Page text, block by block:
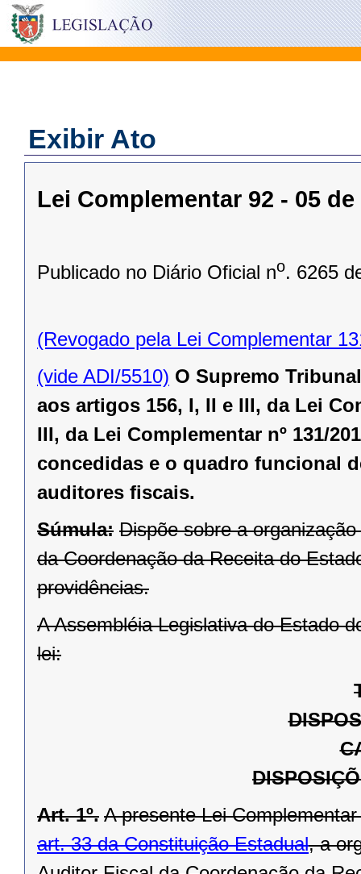
Exibir Ato
Lei Complementar 92 - 05
Publicado no Diário Oficial no. 6265
(Revogado pela Lei Complementar
(vide ADI/5510) O Supremo
aos artigos 156, I, II e III, da Lei
III, da Lei Complementar nº 131/
concedidas e o quadro funcional
auditores fiscais.
Súmula: Dispõe sobre a
da Coordenação da Receita do
providências.
A Assembléia Legislativa do Estado
lei:
Art. 1º. A presente Lei
art. 33 da Constituição Estadual, a